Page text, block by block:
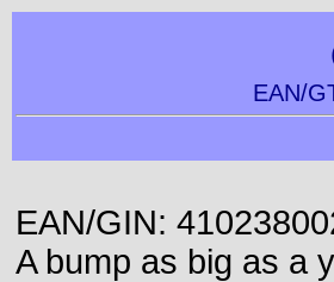
EAN/
EAN/GIN:
A bump as big as a